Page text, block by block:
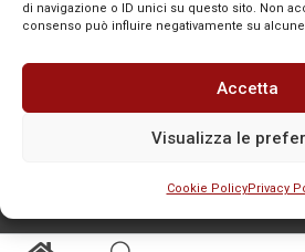
di navigazione o ID unici su questo sito. Non
consenso può influire negativamente su
Accetta
Visualizza le
Cookie PolicyPrivacy
alla pagina originale, quando previsto. I
parti sono pubblicati a fini informativi e
titolari dei diritti. Se un contenuto viola diritti
possibile segnalarlo per la verifica e
comunicazione mail all'indirizzo